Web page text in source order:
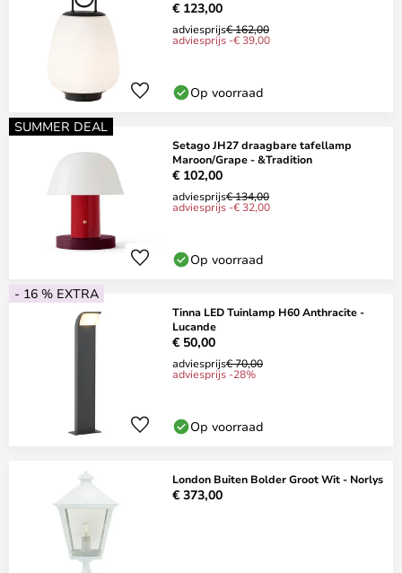
€ 123,00
adviesprijs€ 162,00
adviesprijs -€ 39,00
Op voorraad
SUMMER DEAL
Setago JH27 draagbare tafellamp
Maroon/Grape - &Tradition
€ 102,00
adviesprijs€ 134,00
adviesprijs -€ 32,00
Op voorraad
- 16 % EXTRA
Tinna LED Tuinlamp H60 Anthracite -
Lucande
€ 50,00
adviesprijs€ 70,00
adviesprijs -28%
Op voorraad
London Buiten Bolder Groot Wit - Norlys
€ 373,00